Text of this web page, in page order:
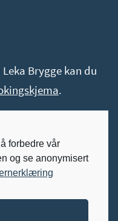
forbedre vår
og se anonymisert
Brygge kan du
.
mail